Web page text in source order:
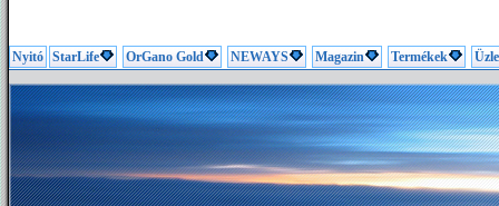
Nyitó StarLife OrGano Gold NEWAYS Magazin Termékek